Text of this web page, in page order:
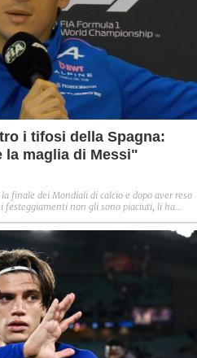
i tifosi della Spagna:
la maglia di Messi"
finale dei Mondiali di calcio e dopo aver reso
festeggiamenti non gli sono piaciuti, li ha